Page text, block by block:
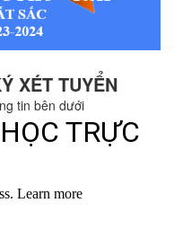
XÉT TUYỂN
tin bên dưới